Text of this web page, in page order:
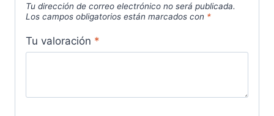
Tu dirección de correo electrónico no será publicada.
Los campos obligatorios están marcados con *
Tu valoración *